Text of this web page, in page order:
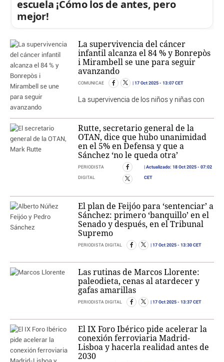
escuela ¡Cómo los de antes, pero
mejor!
La supervivencia del cáncer
infantil alcanza el 84 % y Bonrepòs
i Mirambell se une para seguir
avanzando
COMUNICAE 17 Oct 2025 - 13:07 CET
La supervivencia de los niños y niñas con
Rutte, secretario general de la
OTAN, dice que hubo unanimidad
en el 5% en Defensa y que a
Sánchez ‘no le queda otra’
PERIODISTA
DIGITAL
Actualizado: 18 Oct 2025- 07:02
CET
El plan de Feijóo para ‘sentenciar’ a
Sánchez: primero ‘banquillo’ en el
Senado y después, en el Tribunal
Supremo
PERIODISTA DIGITAL 17 Oct 2025 - 13:30 CET
Las rutinas de Marcos Llorente:
paleodieta, cenas al atardecer y
gafas amarillas
PERIODISTA DIGITAL 17 Oct 2025 - 13:37 CET
El IX Foro Ibérico pide acelerar la
conexión ferroviaria Madrid-
Lisboa y hacerla realidad antes de
2030